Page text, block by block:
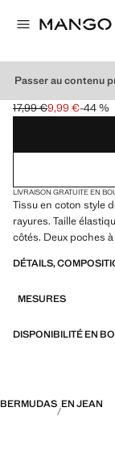
Passer au contenu
SHORT EN
Prix initial barré
17,99 €
Prix actuel [9,99 € ]
9,99 €-44 %
Choisissez une
LIVRAISON GRATUITE EN
Tissu en coton style
rayures. Taille
côtés. Deux poches
DÉTAILS,
MESURES
DISPONIBILITÉ EN
BERMUDAS EN JEAN